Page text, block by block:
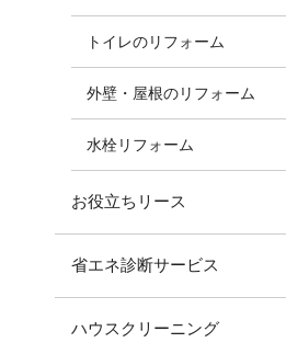
トイレのリフォーム
外壁・屋根のリフォーム
水栓リフォーム
お役立ちリース
省エネ診断サービス
ハウスクリーニング